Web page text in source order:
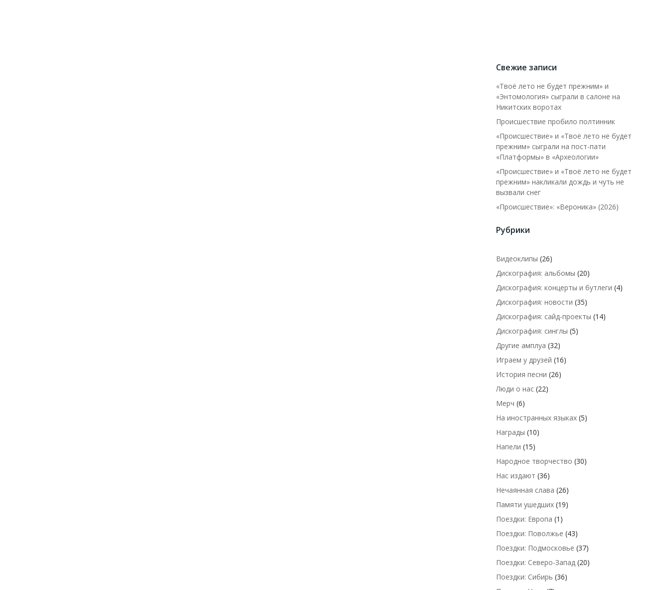
Свежие записи
«Твоё лето не будет прежним» и
«Энтомология» сыграли в салоне на
Никитских воротах
Происшествие пробило полтинник
«Происшествие» и «Твоё лето не будет
прежним» сыграли на пост-пати
«Платформы» в «Археологии»
«Происшествие» и «Твоё лето не будет
прежним» накликали дождь и чуть не
вызвали снег
«Происшествие»: «Вероника» (2026)
Рубрики
Видеоклипы (26)
Дискография: альбомы (20)
Дискография: концерты и бутлеги (4)
Дискография: новости (35)
Дискография: сайд-проекты (14)
Дискография: синглы (5)
Другие амплуа (32)
Играем у друзей (16)
История песни (26)
Люди о нас (22)
Мерч (6)
На иностранных языках (5)
Награды (10)
Напели (15)
Народное творчество (30)
Нас издают (36)
Нечаянная слава (26)
Памяти ушедших (19)
Поездки: Европа (1)
Поездки: Поволжье (43)
Поездки: Подмосковье (37)
Поездки: Северо-Запад (20)
Поездки: Сибирь (36)